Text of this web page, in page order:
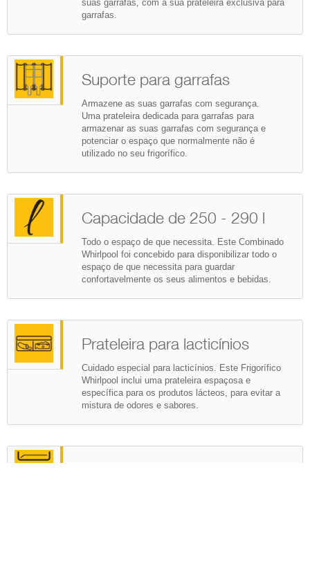
Toque para ver esse produto agora
Toque para posicionar no seu
Como usar
Prateleira para garrafas
Armazenamento seguro. Este Frigorífico Whirlpool
proporciona um armazenamento perfeito para as
suas garrafas, com a sua prateleira exclusiva para
garrafas.
Suporte para garrafas
Armazene as suas garrafas com segurança.
Uma prateleira dedicada para garrafas para
armazenar as suas garrafas com segurança e
potenciar o espaço que normalmente não é
utilizado no seu frigorífico.